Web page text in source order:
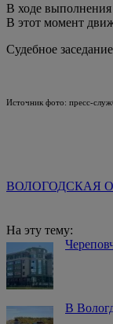
В ходе
В этот момент
Судебное
Источник фото: пресс-
ВОЛОГОДСКАЯ
На эту тему:
В